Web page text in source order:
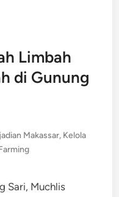
Limbah
di Gunung
Makassar, Kelola
Sari, Muchlis